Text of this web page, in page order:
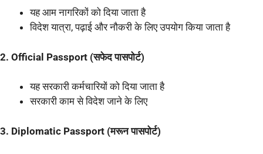
यह आम नागरिकों को दिया जाता है
विदेश यात्रा, पढ़ाई और नौकरी के लिए उपयोग किया जाता है
2. Official Passport (सफेद पासपोर्ट)
यह सरकारी कर्मचारियों को दिया जाता है
सरकारी काम से विदेश जाने के लिए
3. Diplomatic Passport (मरून पासपोर्ट)